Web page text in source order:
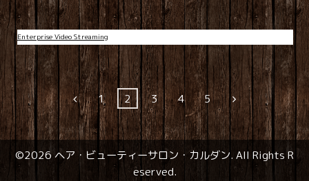
Enterprise Video Streaming
1 2 3 4 5
©2026ヘア・ビューティーサロン・カルダン. All Rights R
eserved.